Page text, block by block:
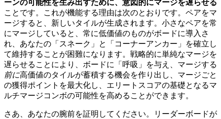
ーンの可能性を生み出すために、意図的にマージを遅らせる
ことです。これが機能する理由は次のとおりです。ペアをマ
ージすると、新しいタイルが生成されます。小さなペアを常
にマージしていると、常に低価値のものがボードに導入さ
れ、あなたの「スネーク」と「コーナーアンカー」を確立し
て維持することが困難になります。戦略的に単純なマージを
遅らせることにより、ボードに「呼吸」を与え、マージする
前に高価値のタイルが蓄積する機会を作り出し、マージごと
の獲得ポイントを最大化し、エリートスコアの基礎となるマ
ルチマージコンボの可能性を高めることができます。
さあ、あなたの腕前を証明してください。リーダーボードが